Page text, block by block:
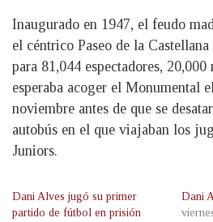
Inaugurado en 1947, el feudo
el céntrico Paseo de la
para 81,044 espectadores, 20,000
esperaba acoger el Monumental
noviembre antes de que se
autobús en el que viajaban los
Juniors.
Dani Alves jugó su primer
partido de fútbol en prisión
Dani